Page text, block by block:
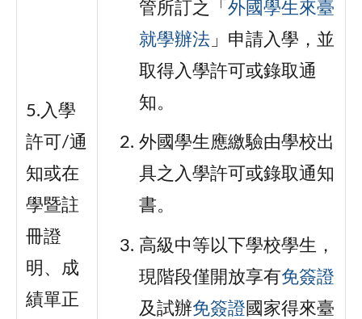
5.入學
許可/通
知或在
學暨註
冊證
明、成
績單正
管所訂之「 外國學生來臺
就學辦法」申請入學，並
取得入學許可或錄取通
知。
外國學生應繳驗由學校出
具之入學許可或錄取通知
書。
高級中等以下學校學生，
現階段僅開放享有免簽證
及試辦免簽證國家得來臺